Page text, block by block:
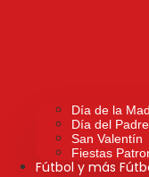
Día de la
Día del Padre
San Valentín
Fiestas
Fútbol y más